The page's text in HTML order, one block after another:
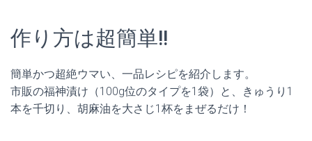
作り方は超簡単!!
簡単かつ超絶ウマい、一品レシピを紹介します。
市販の福神漬け（100g位のタイプを1袋）と、きゅうり1
本を千切り、胡麻油を大さじ1杯をまぜるだけ！